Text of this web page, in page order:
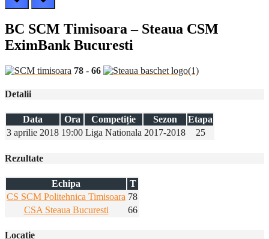
BC SCM Timisoara – Steaua CSM
EximBank Bucuresti
78 - 66
Detalii
Data Ora Competiție Sezon
Etapa
3 aprilie 2018 19:00 Liga Nationala 2017-2018 25
Rezultate
Echipa
T
CS SCM Politehnica Timisoara 78
CSA Steaua Bucuresti
66
Locatie